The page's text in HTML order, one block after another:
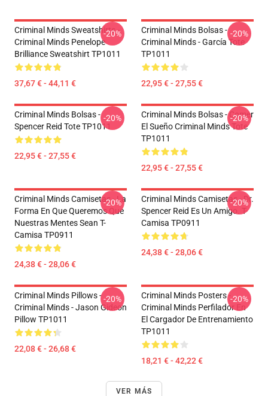
Criminal Minds Sweatshirts -
Criminal Minds Penelope
Brilliance Sweatshirt TP1011
37,67 € - 44,11 €
-20%
Criminal Minds Bolsas -
Criminal Minds - García Tote
TP1011
22,95 € - 27,55 €
-20%
Criminal Minds Bolsas -
Spencer Reid Tote TP1011
22,95 € - 27,55 €
-20%
Criminal Minds Bolsas - Comer
El Sueño Criminal Minds Tote
TP1011
22,95 € - 27,55 €
-20%
Criminal Minds Camisetas - La
Forma En Que Queremos Que
Nuestras Mentes Sean T-
Camisa TP0911
24,38 € - 28,06 €
-20%
Criminal Minds Camisetas - Dr.
Spencer Reid Es Un Amigo. T-
Camisa TP0911
24,38 € - 28,06 €
-20%
Criminal Minds Pillows -
Criminal Minds - Jason Gideon
Pillow TP1011
22,08 € - 26,68 €
-20%
Criminal Minds Posters -
Criminal Minds Perfilador En
El Cargador De Entrenamiento
TP1011
18,21 € - 42,22 €
-20%
VER MÁS